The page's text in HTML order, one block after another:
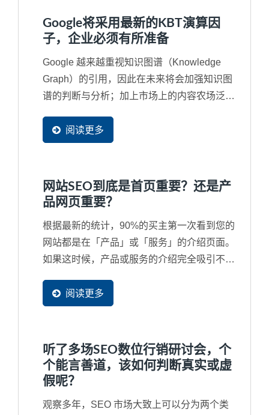
的部分资料成为他们网站的一部分，将您辛苦
的经营的资料同意这些工具网站无穷尽的抓取
Google将采用最新的KBT演算因
子，企业必须有所准备
Google 越来越重视知识图谱（Knowledge
Graph）的引用，因此在未来将会加强知识图
谱的判断与分析；加上市场上的内容农场泛
是抄袭来源，再再干扰了搜寻结果，因此
Google...
阅读更多
网站SEO到底是首页重要？还是产
品网页重要？
根据最新的统计，90%的买主第一次看到您的
网站都是在「产品」或「服务」的介绍页面。
如果这时候，产品或服务的介绍完全吸引不了
会看。所以，当然是产品网页是最重要，但经
过观察，台湾许多中小企业习惯在制作网站时
定了网站行销将不会有结果。
阅读更多
听了多场SEO数位行销研讨会，个
个能言善道，该如何判断真实或虚
假呢？
观察多年，SEO 市场大致上可以分为两个类